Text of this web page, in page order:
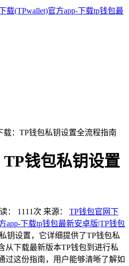
载：TP钱包私钥设置全流程指南
钱包私钥设置
： 1111 次 来源： TP钱包官网下
app-下载tp钱包最新安卓版|TP钱包
钥设置，它详细提供了TP钱包私
从下载最新版本TP钱包到进行私
过这份指南，用户能够清晰了解如